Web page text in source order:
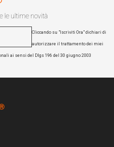
le ultime novità
Cliccando su "Iscriviti Ora" dichiari di
autorizzare il trattamento dei miei
ai sensi del Dlgs 196 del 30 giugno 2003